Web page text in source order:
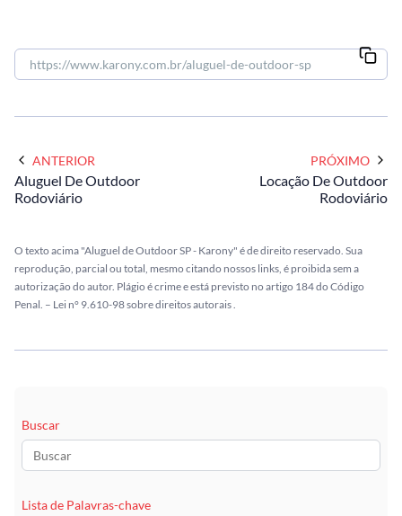
ANTERIOR
Aluguel De Outdoor
Rodoviário
PRÓXIMO
Locação De Outdoor
Rodoviário
O texto acima "Aluguel de Outdoor SP - Karony" é de direito reservado. Sua
reprodução, parcial ou total, mesmo citando nossos links, é proibida sem a
autorização do autor. Plágio é crime e está previsto no artigo 184 do Código
Penal. – Lei n° 9.610-98 sobre direitos autorais
Buscar
Lista de Palavras-chave